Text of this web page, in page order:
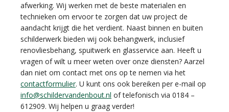
afwerking. Wij werken met de beste materialen en
technieken om ervoor te zorgen dat uw project de
aandacht krijgt die het verdient. Naast binnen en buiten
schilderwerk bieden wij ook behangwerk, inclusief
renovliesbehang, spuitwerk en glasservice aan. Heeft u
vragen of wilt u meer weten over onze diensten? Aarzel
dan niet om contact met ons op te nemen via het
contactformulier. U kunt ons ook bereiken per e-mail op
info@schildervandenbout.nl of telefonisch via 0184 –
612909. Wij helpen u graag verder!